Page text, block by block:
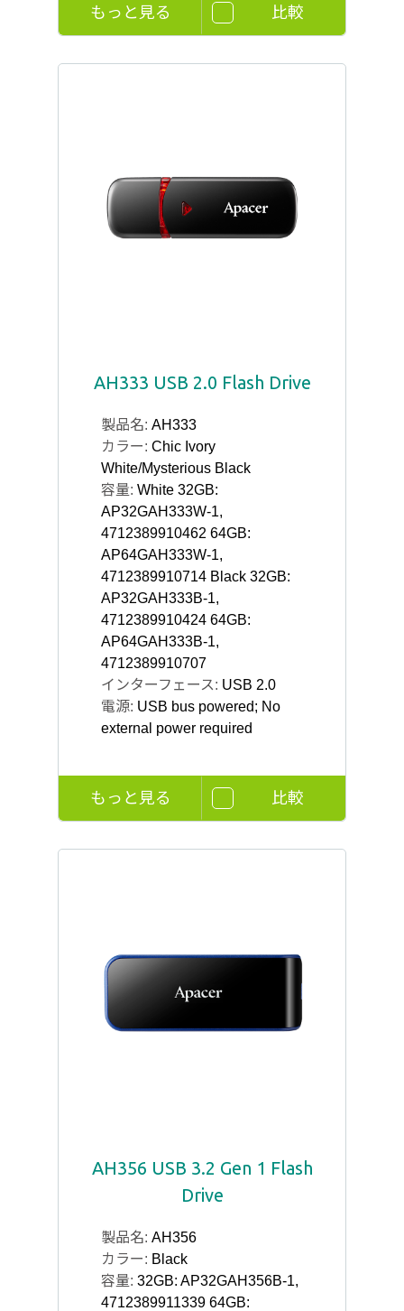
もっと見る 比較
AH333 USB 2.0 Flash Drive
製品名: AH333
カラー: Chic Ivory
White/Mysterious Black
容量: White 32GB:
AP32GAH333W-1,
4712389910462 64GB:
AP64GAH333W-1,
4712389910714 Black 32GB:
AP32GAH333B-1,
4712389910424 64GB:
AP64GAH333B-1,
4712389910707
インターフェース: USB 2.0
電源: USB bus powered; No
external power required
もっと見る 比較
AH356 USB 3.2 Gen 1 Flash
Drive
製品名: AH356
カラー: Black
容量: 32GB: AP32GAH356B-1,
4712389911339 64GB: